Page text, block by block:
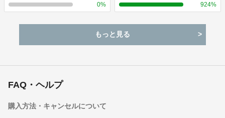
0% 924%
もっと見る
FAQ・ヘルプ
購入方法・キャンセルについて